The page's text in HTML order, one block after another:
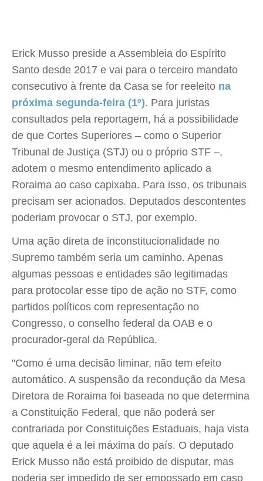
Erick Musso preside a Assembleia do Espírito
Santo desde 2017 e vai para o terceiro mandato
consecutivo à frente da Casa se for reeleito na
próxima segunda-feira (1º). Para juristas
consultados pela reportagem, há a possibilidade
de que Cortes Superiores – como o Superior
Tribunal de Justiça (STJ) ou o próprio STF –,
adotem o mesmo entendimento aplicado a
Roraima ao caso capixaba. Para isso, os tribunais
precisam ser acionados. Deputados descontentes
poderiam provocar o STJ, por exemplo.
Uma ação direta de inconstitucionalidade no
Supremo também seria um caminho. Apenas
algumas pessoas e entidades são legitimadas
para protocolar esse tipo de ação no STF, como
partidos políticos com representação no
Congresso, o conselho federal da OAB e o
procurador-geral da República.
"Como é uma decisão liminar, não tem efeito
automático. A suspensão da recondução da Mesa
Diretora de Roraima foi baseada no que determina
a Constituição Federal, que não poderá ser
contrariada por Constituições Estaduais, haja vista
que aquela é a lei máxima do país. O deputado
Erick Musso não está proibido de disputar, mas
poderia ser impedido de ser empossado em caso